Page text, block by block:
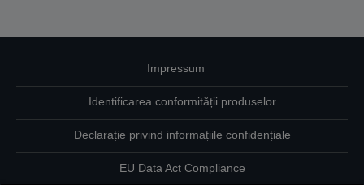
Impressum
Identificarea conformității produselor
Declarație privind informațiile confidențiale
EU Data Act Compliance